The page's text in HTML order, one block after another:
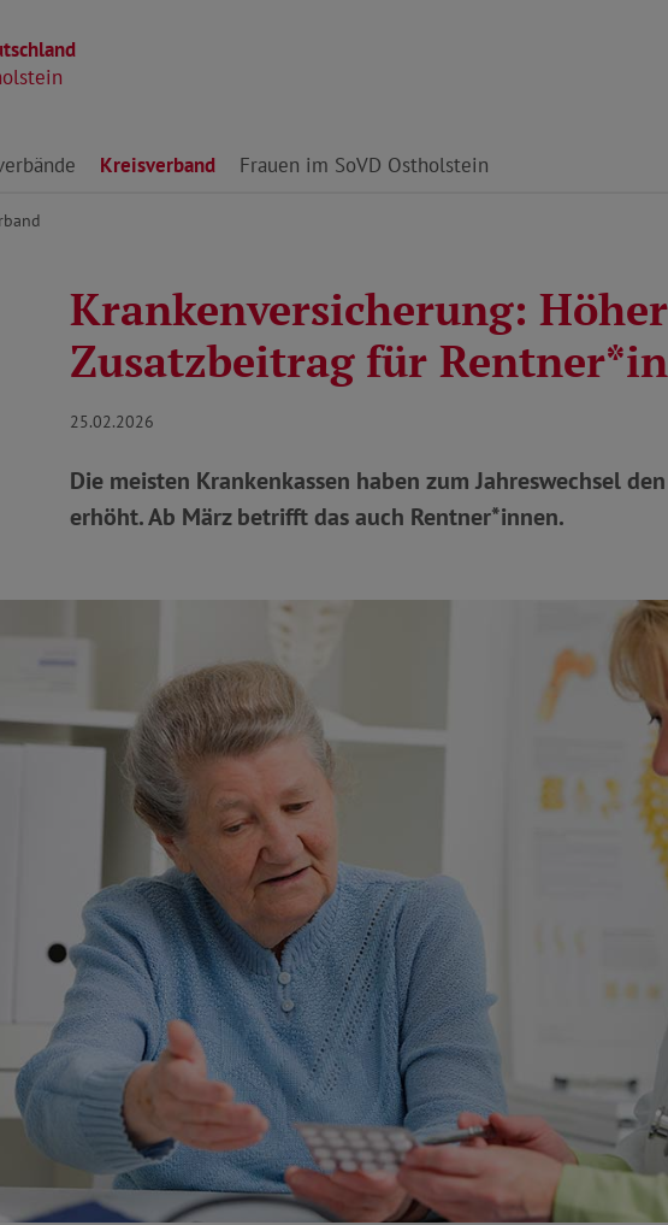
springenKreisverband Frauen im SoVD Ostholstein
Krankenversicherung:
Zusatzbeitrag für
25.02.2026
Die meisten Krankenkassen haben zum Jahreswechsel
erhöht. Ab März betrifft das auch Rentner*innen.